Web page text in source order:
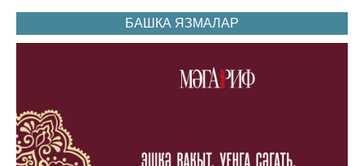
БАШКА ЯЗМАЛАР